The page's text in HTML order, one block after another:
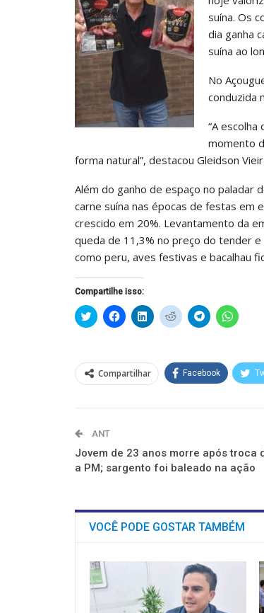
suína. Os
dia ganha
suína ao
No
conduzida
“A
momento
forma natural”, destacou Gleidson
Além do ganho de espaço no paladar
carne suína nas épocas de festas em
crescido em 20%. Levantamento da
queda de 11,3% no preço do tender
como peru, aves festivas e bacalhau
Compartilhe isso:
Clique
para
em
nova
janela)
Clique
para
em
nova
janela)
Clique
para
em
nova
janela)
Clique
para
em
nova
janela)
Clique
para
em
nova
janela)
Clique
para
em
nova
janela)
Compartilhar Facebook
ANT
Jovem de 23 anos morre após troca
a PM; sargento foi baleado na ação
VOCÊ PODE GOSTAR TAMBÉM